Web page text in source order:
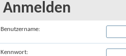
Anmelden
Benutzername:
Kennwort: